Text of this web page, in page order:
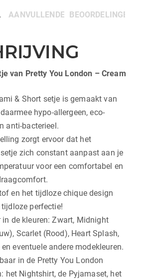
AANVULLENDE INFORMATIE
BEOORDELINGEN (0)
van Pretty You London – Cream
& Short setje is gemaakt van
hypo-allergeen, eco-
anti-bacterieel.
zorgt ervoor dat het
zich constant aanpast aan je
voor een comfortabel en
en het tijdloze chique design
perfectie!
in de kleuren: Zwart, Midnight
Scarlet (Rood), Heart Splash,
en eventuele andere modekleuren.
in de Pretty You London
het Nightshirt, de Pyjamaset, het